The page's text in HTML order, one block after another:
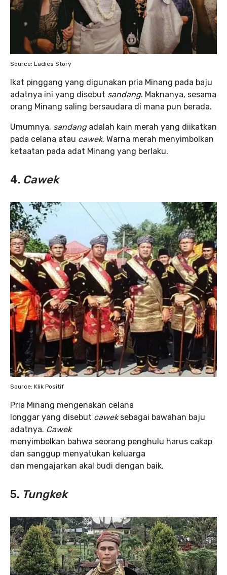
Source: Ladies Story
Ikat pinggang yang digunakan pria Minang pada baju
adatnya ini yang disebut sandang. Maknanya, sesama
orang Minang saling bersaudara di mana pun berada.
Umumnya, sandangadalah kain merah yang diikatkan
pada celana atau cawek. Warna merah menyimbolkan
ketaatan pada adat Minang yang berlaku.
4. Cawek
Source: Klik Positif
Pria Minang mengenakan celana
longgar yang disebut caweksebagai bawahan baju
adatnya. Cawek
menyimbolkan bahwa seorang penghulu harus cakap
dan sanggup menyatukan keluarga
dan mengajarkan akal budi dengan baik.
5. Tungkek